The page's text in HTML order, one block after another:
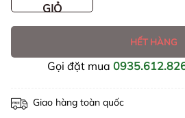
GIỎ
HẾT HÀNG
Gọi đặt mua
Giao hàng toàn quốc